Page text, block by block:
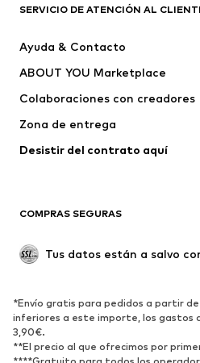
Camisetas
Pantalones
Ropa interior
Trajes y chaquetas
Ropa de baño
Nuevo
Zapatos bajos
Zapatos abiertos
SERVICIO DE ATENCIÓN AL
Ayuda & Contacto
ABOUT YOU Marketplace
Colaboraciones con creadores
Zona de entrega
Desistir del contrato aquí
COMPRAS SEGURAS
Tus datos están a salvo
*Envío gratis para pedidos a partir
inferiores a este importe, los gastos
3,90€.
**El precio al que ofrecimos por